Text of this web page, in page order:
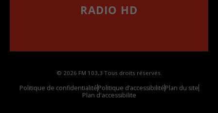
RADIO HD
© 2026 FM 103,3 Tous droits réservés.
Politique de confidentialitéPolitique d’accessibilitéPlan du site
Plan d'accessibilite